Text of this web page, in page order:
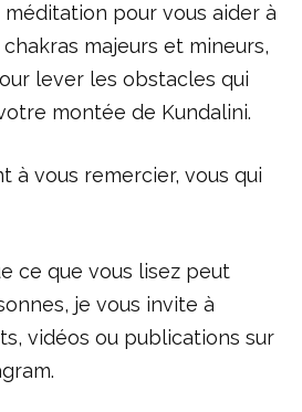
pour vous aider à
majeurs et mineurs,
lever les obstacles qui
montée de Kundalini.
à vous remercier, vous qui
ce que vous lisez peut
je vous invite à
vidéos ou publications sur